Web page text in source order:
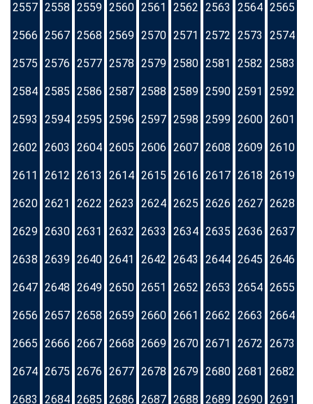
2557 2558 2559 2560 2561 2562 2563 2564 2565
2566 2567 2568 2569 2570 2571 2572 2573 2574
2575 2576 2577 2578 2579 2580 2581 2582 2583
2584 2585 2586 2587 2588 2589 2590 2591 2592
2593 2594 2595 2596 2597 2598 2599 2600 2601
2602 2603 2604 2605 2606 2607 2608 2609 2610
2611 2612 2613 2614 2615 2616 2617 2618 2619
2620 2621 2622 2623 2624 2625 2626 2627 2628
2629 2630 2631 2632 2633 2634 2635 2636 2637
2638 2639 2640 2641 2642 2643 2644 2645 2646
2647 2648 2649 2650 2651 2652 2653 2654 2655
2656 2657 2658 2659 2660 2661 2662 2663 2664
2665 2666 2667 2668 2669 2670 2671 2672 2673
2674 2675 2676 2677 2678 2679 2680 2681 2682
2683 2684 2685 2686 2687 2688 2689 2690 2691